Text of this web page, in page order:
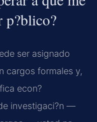
p?blico?
ser asignado
cargos formales y,
econ?
investigaci?n —